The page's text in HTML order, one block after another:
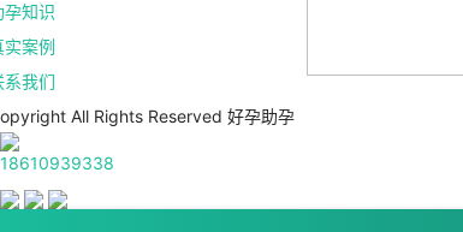
孕知识
实案例
系我们
All Rights Reserved 好孕助孕
18610939338